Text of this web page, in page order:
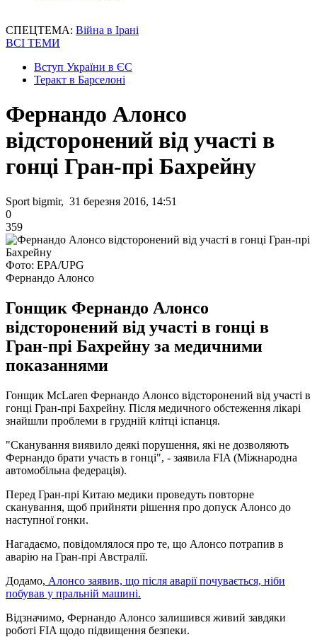
СПЕЦТЕМА: Війна в Ірані
ВСІ ТЕМИ
Вступ України в ЄС
Теракт в Барселоні
Фернандо Алонсо
відсторонений від участі в
гонці Гран-прі Бахрейну
Sport bigmir, 31 березня 2016, 14:51
0
359
Фото: EPA/UPG
Фернандо Алонсо
Гонщик Фернандо Алонсо
відсторонений від участі в гонці в
Гран-прі Бахрейну за медичними
показаннями
Гонщик McLaren Фернандо Алонсо відсторонений від участі в
гонці Гран-прі Бахрейну. Після медичного обстеження лікарі
знайшли проблеми в грудній клітці іспанця.
"Сканування виявило деякі порушення, які не дозволяють
Фернандо брати участь в гонці", - заявила FIA (Міжнародна
автомобільна федерація).
Перед Гран-прі Китаю медики проведуть повторне
сканування, щоб прийняти рішення про допуск Алонсо до
наступної гонки.
Нагадаємо, повідомлялося про те, що Алонсо потрапив в
аварію на Гран-прі Австралії.
Додамо, Алонсо заявив, що після аварії почувається, ніби
побував у пральній машині.
Відзначимо, Фернандо Алонсо залишився живий завдяки
роботі FIA щодо підвищення безпеки.